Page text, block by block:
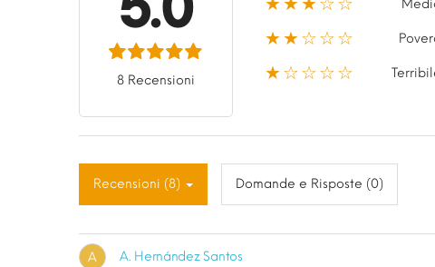
8 Recensioni
★★☆☆☆
★☆☆☆☆
Recensioni (8) Domande e Risposte (0)
A A. Hernández Santos